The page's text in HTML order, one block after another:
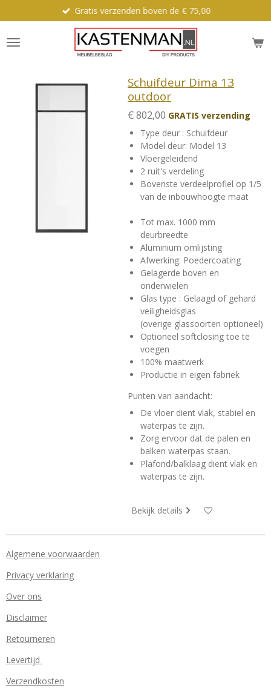
direct
naar
de
Gratis verzenden boven de € 75,00
Schuifdeur Dima 13
outdoor
€ 802,00 GRATIS verzending
Type deur : Schuifdeur
Model deur: Model 13
Vloergeleidend
2 ruit's verdeling
Bovenste verdeelprofiel op 1/5
van de inbouwhoogte maat
Tot max. 1000 mm
deurbreedte
Aluminium omlijsting
Afwerking: Poedercoating
Gelagerde boven en
onderwielen
Glas type : Gelaagd of gehard
veiligheidsglas
(overige glassoorten optioneel)
Optioneel softclosing toe te
voegen
100% maatwerk
Productie in eigen fabriek
Punten van aandacht:
De vloer dient vlak, stabiel en
waterpas te zijn.
Zorg ervoor dat de palen en
balken waterpas staan.
Plafond/balklaag dient vlak en
waterpas te zijn.
Bekijk details
Algemene voorwaarden
Privacy verklaring
Over ons
Disclaimer
Retourneren
Levertijd
Verzendkosten